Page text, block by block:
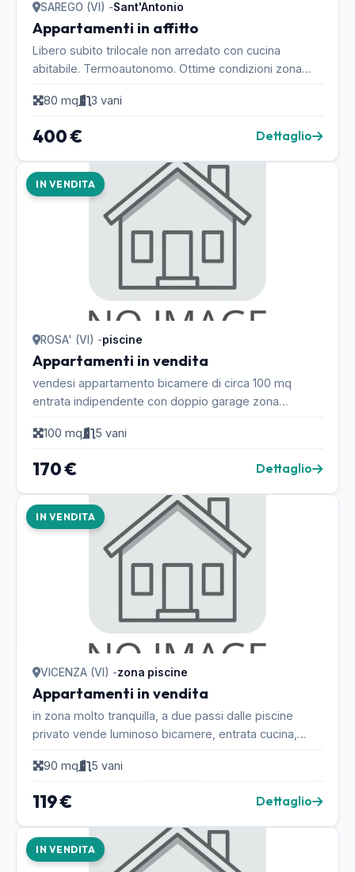
SAREGO (VI) -Sant'Antonio
Appartamenti in affitto
Libero subito trilocale non arredato con cucina
abitabile. Termoautonomo. Ottime condizioni zona
tranquilla. Contattare: Luigi - pomeriggio 32893826f...
80 mq
3 vani
400 € Dettaglio
IN VENDITA
ROSA' (VI) -piscine
Appartamenti in vendita
vendesi appartamento bicamere di circa 100 mq
entrata indipendente con doppio garage zona
tranquilla e ben servita....
100 mq
5 vani
170 € Dettaglio
IN VENDITA
VICENZA (VI) -zona piscine
Appartamenti in vendita
in zona molto tranquilla, a due passi dalle piscine
privato vende luminoso bicamere, entrata cucina,
spazioso soggiorno con terrazzo, bagno e due c...
90 mq
5 vani
119 € Dettaglio
IN VENDITA